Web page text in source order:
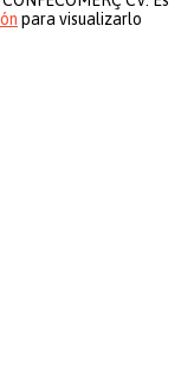
para visualizarlo